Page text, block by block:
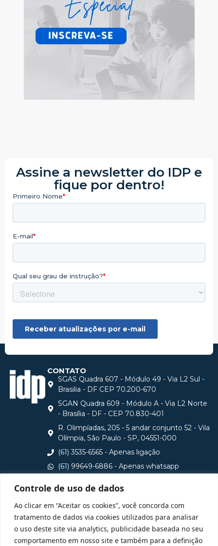
Controle de uso de dados
Ao clicar em “Aceitar os cookies”, você concorda com
tratamento de dados via cookies utilizados para analisar
o uso deste site via analytics, publicidade baseada no seu
comportamento em nosso site e também para a definição
Assine a newsletter do IDP e
fique por dentro!
CONTATO
SGAS Quadra 607 - Módulo 49 - Via L2 Sul -
Brasilia - DF CEP 70.200-670
SGAN Quadra 609 - Módulo A - Via L2 Norte
- Brasília - DF - CEP 70.830-401
R. Olimpíadas, 205 - 5 andar conjunto 52 - Vila
Olímpia, São Paulo - SP, 04551-000
(61) 3535-6565 - Apenas ligação
(61) 99649-6886 - Apenas whatsapp
Consulte aqui o cadastro da Instituição no Sistema e-
MEC